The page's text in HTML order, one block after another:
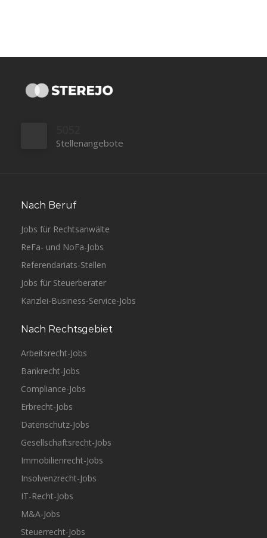
Stellenangebote
Nach Beruf
Jobs für Rechtsanwälte
ReFa- und NoFa-Jobs
Referendariats-Stellen
Jobs für Steuerberater
Kanzlei-Business-Service-Jobs
Nach Rechtsgebiet
Arbeitsrecht-Jobs
Bankrecht-Jobs
Compliance-Jobs
Erbrecht-Jobs
Datenschutz-Jobs
Gesellschaftsrecht-Jobs
Immobilienrecht-Jobs
Insolvenzrecht-Jobs
IT-Recht-Jobs
M&A-Jobs
Steuerrecht-Jobs